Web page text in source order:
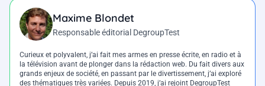
Maxime Blondet
Responsable éditorial DegroupTest
Curieux et polyvalent, j’ai fait mes armes en presse écrite, en radio et à
la télévision avant de plonger dans la rédaction web. Du fait divers aux
grands enjeux de société, en passant par le divertissement, j’ai exploré
des thématiques très variées. Depuis 2019, j’ai rejoint DegroupTest